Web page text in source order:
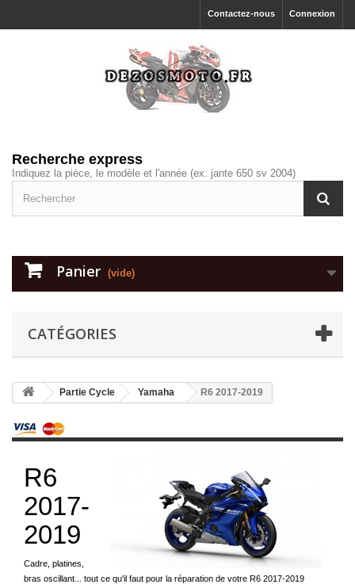
Connexion
Contactez-nous
Recherche express
Indiquez la pièce, le modèle et l'année (ex: jante 650 sv 2004)
Panier (vide)
CATÉGORIES
Partie Cycle Yamaha R6 2017-2019
R6
2017-
2019
Cadre, platines,
bras oscillant... tout ce qu'il faut pour la réparation de votre R6 2017-2019